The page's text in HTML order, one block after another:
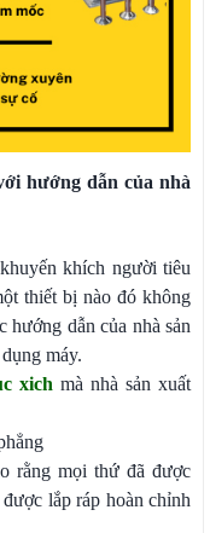
hướng dẫn của nhà
khích người tiêu
thiết bị nào đó không
dẫn của nhà sản
máy.
xich mà nhà sản xuất
rằng mọi thứ đã được
lắp ráp hoàn chỉnh